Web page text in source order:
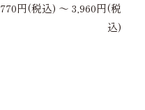
770円(税込) 〜 3,960円(税
込)